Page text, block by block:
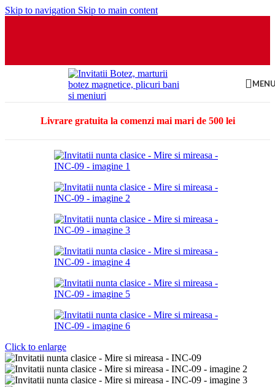
Skip to navigation Skip to main content
Livrare gratuita la comenzi mai mari de 500 lei
Click to enlarge